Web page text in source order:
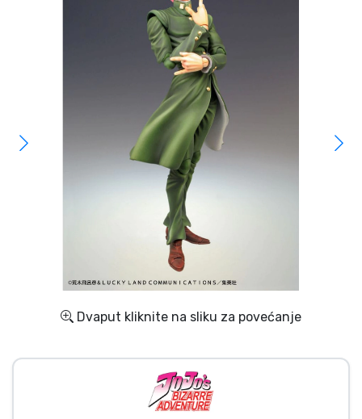
Dvaput kliknite na sliku za povećanje
Ekspresna dostava
Outlet proizvodi
Dostava i plaćanje
TV serija proizvodi
Crtani proizvodi
Anime proizvodi
Gamer proizvodi